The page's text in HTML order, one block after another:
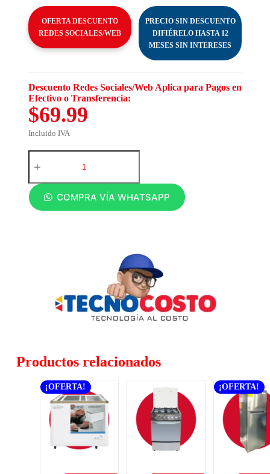
OFERTA DESCUENTO
REDES SOCIALES/WEB
PRECIO SIN DESCUENTO
DIFIÉRELO HASTA 12
MESES SIN INTERESES
Descuento Redes Sociales/Web Aplica para Pagos en
Efectivo o Transferencia:
$69.99
Incluido IVA
COMPRA VÍA WHATSAPP
Productos relacionados
¡OFERTA! ¡OFERTA!